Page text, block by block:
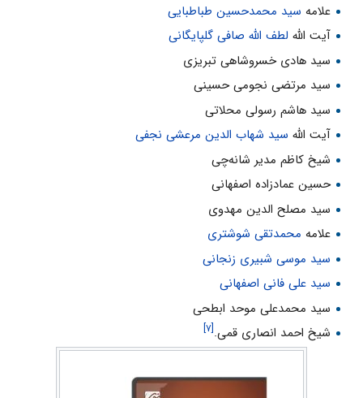
علامه سید محمدحسین طباطبایی
آیت الله لطف الله صافی گلپایگانی
سید هادی خسروشاهی تبریزی
سید مرتضی نجومی حسینی
سید هاشم رسولی محلاتی
آیت الله سید شهاب الدین مرعشی نجفی
شیخ کاظم مدیر شانه‌چی
حسین عمادزاده اصفهانی
سید مصلح الدین مهدوی
علامه محمدتقی شوشتری
سید موسی شبیری زنجانی
سید علی فانی اصفهانی
سید محمدعلی موحد ابطحی
شیخ احمد انصاری قمی.[۷]